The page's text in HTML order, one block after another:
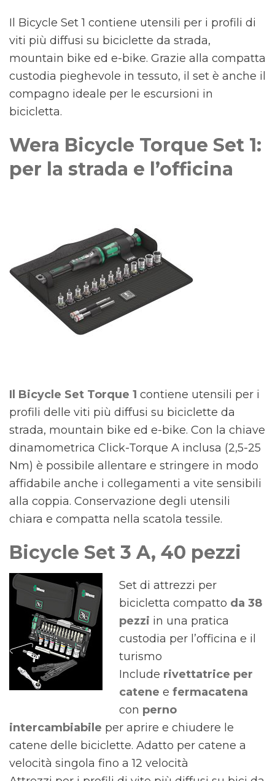
Il Bicycle Set 1 contiene utensili per i profili di
viti più diffusi su biciclette da strada,
mountain bike ed e-bike. Grazie alla compatta
custodia pieghevole in tessuto, il set è anche il
compagno ideale per le escursioni in
bicicletta.
Wera Bicycle Torque Set 1:
per la strada e l’officina
Il Bicycle Set Torque 1 contiene utensili per i
profili delle viti più diffusi su biciclette da
strada, mountain bike ed e-bike. Con la chiave
dinamometrica Click-Torque A inclusa (2,5-25
Nm) è possibile allentare e stringere in modo
affidabile anche i collegamenti a vite sensibili
alla coppia. Conservazione degli utensili
chiara e compatta nella scatola tessile.
Bicycle Set 3 A, 40 pezzi
Set di attrezzi per
bicicletta compatto da 38
pezzi in una pratica
custodia per l’officina e il
turismo
Include rivettatrice per
catene e fermacatena
con perno
intercambiabile per aprire e chiudere le
catene delle biciclette. Adatto per catene a
velocità singola fino a 12 velocità